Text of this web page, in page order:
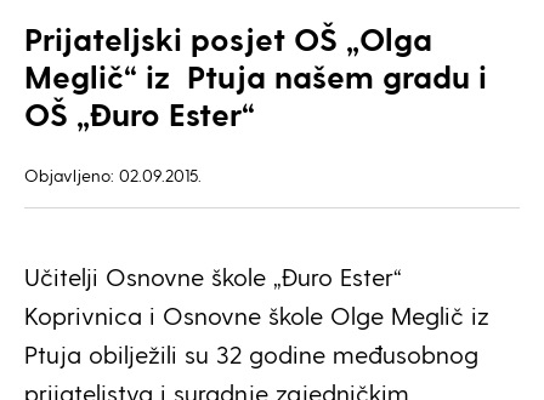
Prijateljski posjet OŠ „Olga
Meglič“ iz Ptuja našem gradu i
OŠ „Đuro Ester“
Objavljeno: 02.09.2015.
Učitelji Osnovne škole „Đuro Ester“
Koprivnica i Osnovne škole Olge Meglič iz
Ptuja obilježili su 32 godine međusobnog
prijateljstva i suradnje zajedničkim